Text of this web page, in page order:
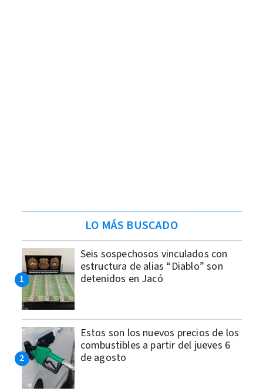
LO MÁS BUSCADO
Seis sospechosos vinculados con
estructura de alias “Diablo” son
detenidos en Jacó
Estos son los nuevos precios de los
combustibles a partir del jueves 6
de agosto